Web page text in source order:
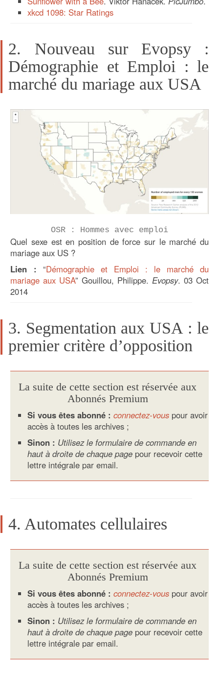
xkcd 1098: Star Ratings
2. Nouveau sur Evopsy :
Démographie et Emploi : le
marché du mariage aux USA
OSR : Hommes avec emploi
Quel sexe est en position de force sur le marché du
mariage aux US ?
Lien : “Démographie et Emploi : le marché du
mariage aux USA” Gouillou, Philippe.Evopsy. 03 Oct
2014
3. Segmentation aux USA : le
premier critère d’opposition
La suite de cette section est réservée aux
Abonnés Premium
Si vous êtes abonné : connectez-vous pour avoir
accès à toutes les archives ;
Sinon : Utilisez le formulaire de commande en
haut à droite de chaque page pour recevoir cette
lettre intégrale par email.
4. Automates cellulaires
La suite de cette section est réservée aux
Abonnés Premium
Si vous êtes abonné : connectez-vous pour avoir
accès à toutes les archives ;
Sinon : Utilisez le formulaire de commande en
haut à droite de chaque page pour recevoir cette
lettre intégrale par email.